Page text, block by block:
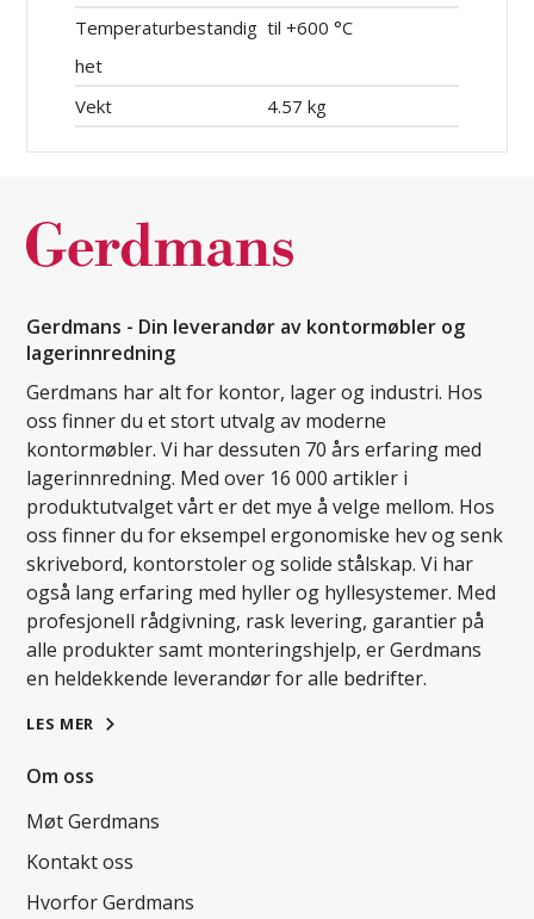
Temperaturbestandig
het
til +600 °C
Vekt 4.57 kg
Gerdmans - Din leverandør av kontormøbler og
lagerinnredning
Gerdmans har alt for kontor, lager og industri. Hos
oss finner du et stort utvalg av moderne
kontormøbler. Vi har dessuten 70 års erfaring med
lagerinnredning. Med over 16 000 artikler i
produktutvalget vårt er det mye å velge mellom. Hos
oss finner du for eksempel ergonomiske hev og senk
skrivebord, kontorstoler og solide stålskap. Vi har
også lang erfaring med hyller og hyllesystemer. Med
profesjonell rådgivning, rask levering, garantier på
alle produkter samt monteringshjelp, er Gerdmans
en heldekkende leverandør for alle bedrifter.
LES MER
Om oss
Møt Gerdmans
Kontakt oss
Hvorfor Gerdmans